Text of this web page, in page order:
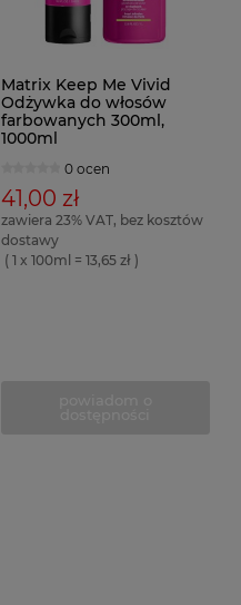
Matrix Keep Me Vivid
Odżywka do włosów
farbowanych 300ml,
1000ml
0 ocen
41,00 zł
zawiera 23% VAT, bez kosztów
dostawy
( 1 x 100ml = 13,65 zł )